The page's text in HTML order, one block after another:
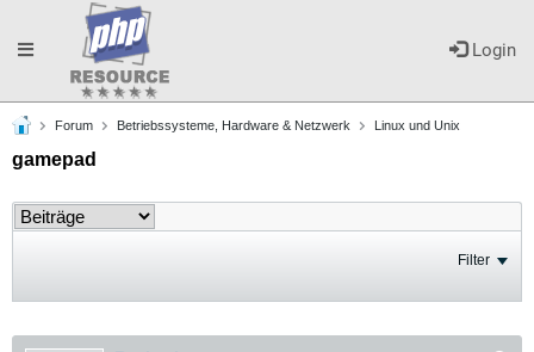
Login
Toggle
navigation
Forum Betriebssysteme, Hardware & Netzwerk Linux und Unix
gamepad
Filter